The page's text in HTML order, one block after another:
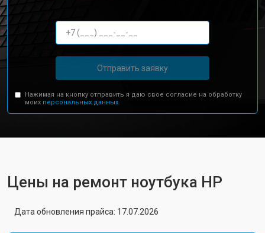
Отправить заявку
Нажимая на кнопку отправить я даю свое согласие на обработку
моих персональных данных.
Цены на ремонт ноутбука HP
Дата обновления прайса: 17.07.2026